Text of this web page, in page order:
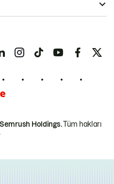
Holdings.Tüm hakları